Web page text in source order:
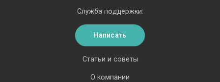
Статьи и советы
О компании
Служба поддержки:
Написать